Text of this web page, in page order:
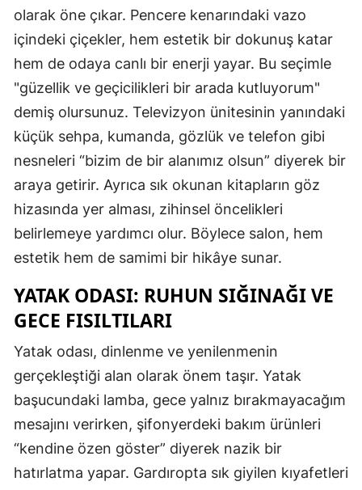
olarak öne çıkar. Pencere kenarındaki vazo
içindeki çiçekler, hem estetik bir dokunuş katar
hem de odaya canlı bir enerji yayar. Bu seçimle
"güzellik ve geçicilikleri bir arada kutluyorum"
demiş olursunuz. Televizyon ünitesinin yanındaki
küçük sehpa, kumanda, gözlük ve telefon gibi
nesneleri “bizim de bir alanımız olsun” diyerek bir
araya getirir. Ayrıca sık okunan kitapların göz
hizasında yer alması, zihinsel öncelikleri
belirlemeye yardımcı olur. Böylece salon, hem
estetik hem de samimi bir hikâye sunar.
YATAK ODASI: RUHUN SIĞINAĞI VE
GECE FISILTILARI
Yatak odası, dinlenme ve yenilenmenin
gerçekleştiği alan olarak önem taşır. Yatak
başucundaki lamba, gece yalnız bırakmayacağım
mesajını verirken, şifonyerdeki bakım ürünleri
“kendine özen göster” diyerek nazik bir
hatırlatma yapar. Gardıropta sık giyilen kıyafetleri